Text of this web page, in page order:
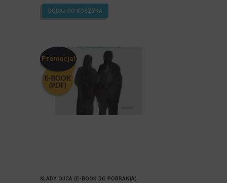
44,90zł.39,90zł.
DODAJ DO KOSZYKA
Promocja!
ŚLADY OJCA (E-BOOK DO POBRANIA)